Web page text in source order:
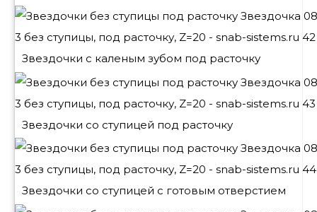
Звездочки с каленым зубом под расточку
Звездочки со ступицей под расточку
Звездочки со ступицей с готовым отверстием